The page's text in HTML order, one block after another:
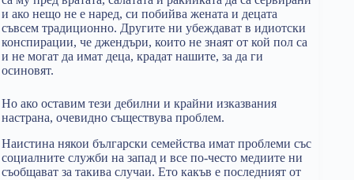
и ако нещо не е наред, си побийва жената и децата
съвсем традиционно. Другите ни убеждават в идиотски
конспирации, че джендъри, които не знаят от кой пол са
и не могат да имат деца, крадат нашите, за да ги
осиновят.
Но ако оставим тези дебилни и крайни изказвания
настрана, очевидно съществува проблем.
Наистина някои български семейства имат проблеми със
социалните служби на запад и все по-често медиите ни
съобщават за такива случаи. Ето какъв е последният от